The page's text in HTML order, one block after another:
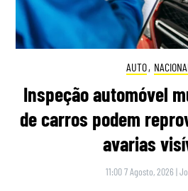
AUTO,
Inspeção automóvel
de carros podem
avarias
11:00 7 Agosto, 2026 |